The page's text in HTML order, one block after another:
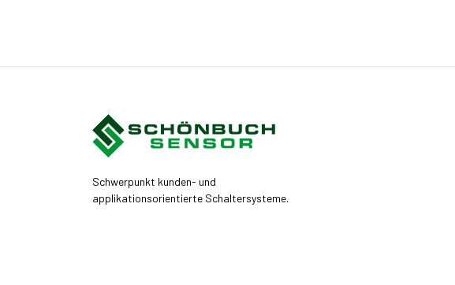
Schwerpunkt kunden- und
applikationsorientierte Schaltersysteme.